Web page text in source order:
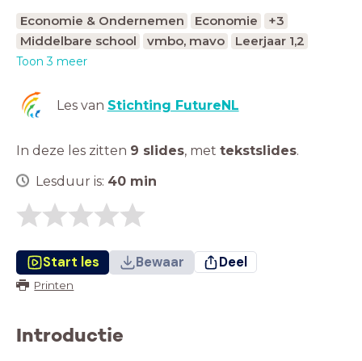
Economie & Ondernemen Economie
+3
Middelbare school
vmbo, mavo Leerjaar 1,2
Toon 3 meer
Les van Stichting FutureNL
In deze les zitten 9 slides, met tekstslides.
Lesduur is: 40 min
Start les Bewaar Deel
Printen
Introductie